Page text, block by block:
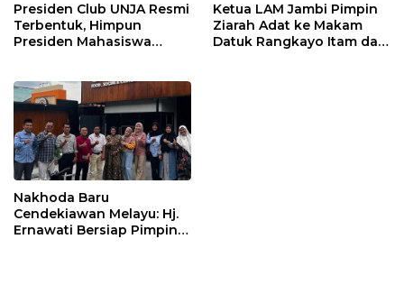
Presiden Club UNJA Resmi
Terbentuk, Himpun
Presiden Mahasiswa
dan Bangsa
Ketua LAM Jambi Pimpin
Ziarah Adat ke Makam
Datuk Rangkayo Itam dan
Nakhoda Baru
Cendekiawan Melayu: Hj.
Ernawati Bersiap Pimpin